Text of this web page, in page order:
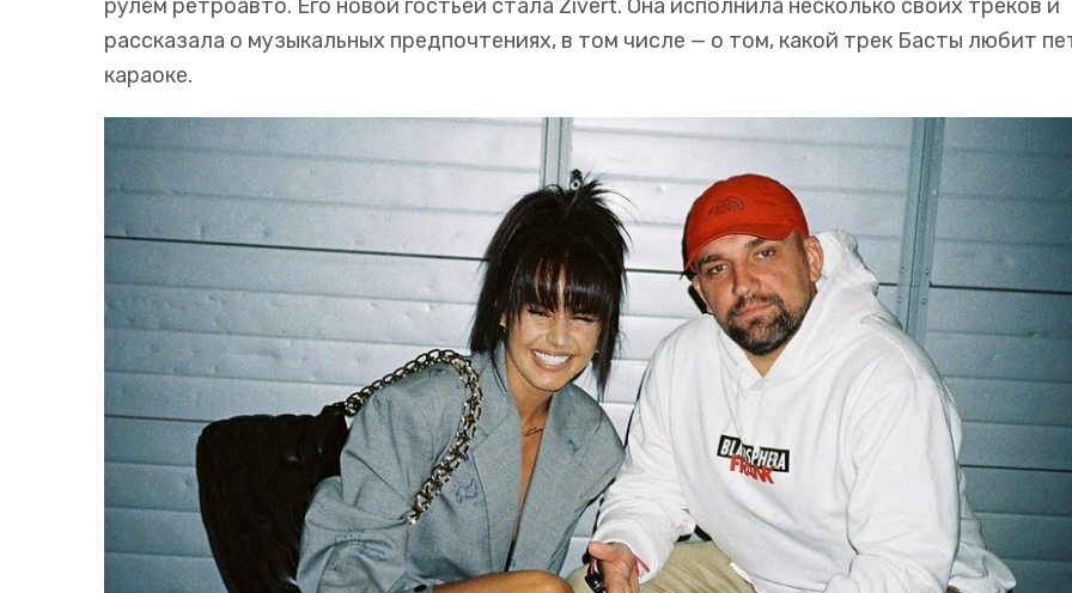
рулём ретроавто. Его новой гостьей стала Zivert. Она исполнила несколько своих треков и
рассказала о музыкальных предпочтениях, в том числе — о том, какой трек Басты любит
караоке.